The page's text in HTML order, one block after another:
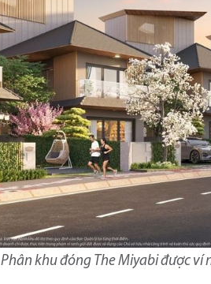
Phân khu đóng The Miyabi được